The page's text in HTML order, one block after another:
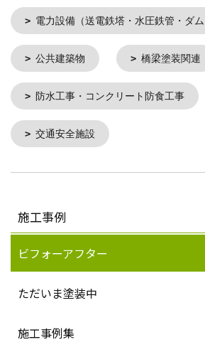
電力設備（送電鉄塔・水圧鉄管・ダ
公共建築物 橋梁塗装関連
防水工事・コンクリート防食工事
交通安全施設
施工事例
ビフォーアフター
ただいま塗装中
施工事例集